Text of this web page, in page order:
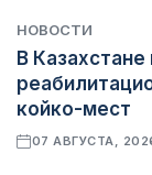
НОВОСТИ
В Казахстане
койко-мест
07 АВГУСТА,